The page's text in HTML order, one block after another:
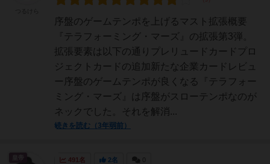
序盤のゲームテンポを上げるマスト拡張概要
『テラフォーミング・マーズ』の拡張第3弾。
拡張要素は以下の通りプレリュードカードプロ
ジェクトカードの追加新たな企業カードレビュ
ー序盤のゲームテンポが良くなる『テラフォー
ミング・マーズ』は序盤がスローテンポなのが
ネックでした。それを解消...
続きを読む（3年弱前）
491名 2名